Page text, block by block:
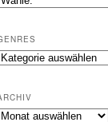
Genres
Archiv